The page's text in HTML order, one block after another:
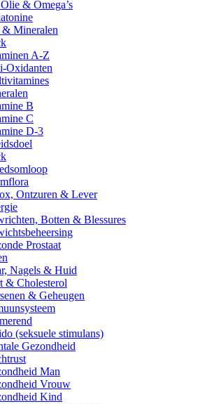
& Omega’s
& Mineralen
A-Z
Oxidanten
B
C
D-3
Ontzuren & Lever
Botten & Blessures
Prostaat
Nagels & Huid
& Cholesterol
& Geheugen
(seksuele stimulans)
Gezondheid
Man
Vrouw
Kind